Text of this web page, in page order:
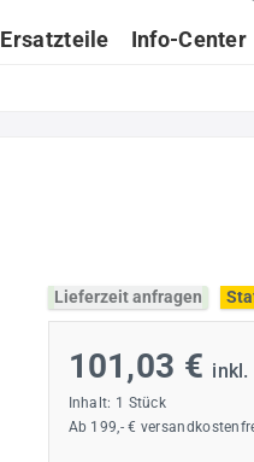
Ersatzteile Info-Center
Lieferzeit anfragen
101,03 € inkl.
Inhalt: 1 Stück
Ab 199,- €